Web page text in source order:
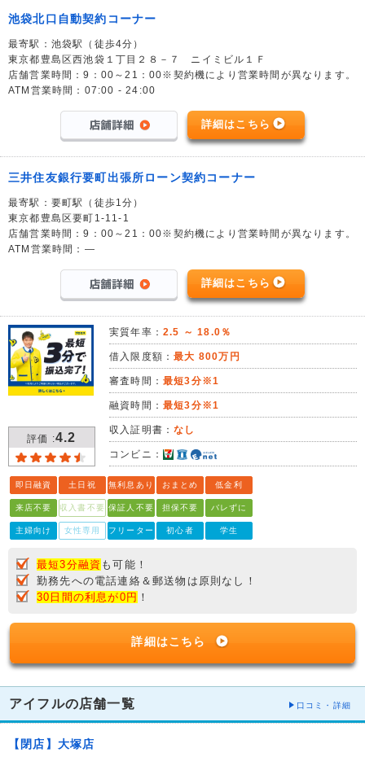
池袋北口自動契約コーナー
最寄駅：池袋駅（徒歩4分）
東京都豊島区西池袋１丁目２８－７ ニイミビル１Ｆ
店舗営業時間：9：00～21：00※契約機により営業時間が異なります。
ATM営業時間：07:00 - 24:00
詳細はこちら
三井住友銀行要町出張所ローン契約コーナー
最寄駅：要町駅（徒歩1分）
東京都豊島区要町1-11-1
店舗営業時間：9：00～21：00※契約機により営業時間が異なります。
ATM営業時間：―
詳細はこちら
評価 :4.2
実質年率： 2.5 ～ 18.0％
借入限度額：最大 800万円
審査時間： 最短3分※1
融資時間： 最短3分※1
収入証明書：なし
コンビニ：
即日融資 土日祝 無利息あり おまとめ 低金利
来店不要 収入書不要 保証人不要 担保不要 バレずに
主婦向け 女性専用 フリーター 初心者 学生
最短3分融資 も可能！
勤務先への電話連絡＆郵送物は原則なし！
30日間の利息が0円 ！
詳細はこちら
アイフルの店舗一覧 口コミ・詳細
【閉店】大塚店